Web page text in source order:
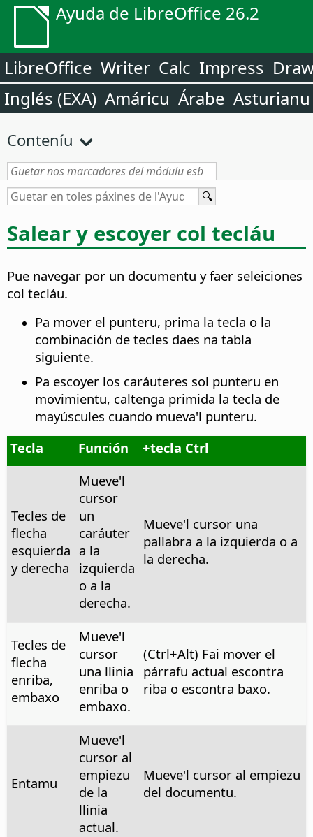
Ayuda de LibreOffice 26.2
LibreOffice Writer Calc Impress
Inglés (EXA) Amáricu Árabe Asturianu
Conteníu
Salear y escoyer col tecláu
Pue navegar por un documentu y faer seleiciones
col tecláu.
Pa mover el punteru, prima la tecla o la
combinación de tecles daes na tabla
siguiente.
Pa escoyer los caráuteres sol punteru en
movimientu, caltenga primida la tecla de
mayúscules cuando mueva'l punteru.
Tecla
Función +tecla Ctrl
Tecles de
flecha
esquierda
y derecha
Mueve'l
cursor
un
caráuter
a la
izquierda
o a la
derecha.
Mueve'l cursor una
pallabra a la izquierda o a
la derecha.
Tecles de
flecha
enriba,
embaxo
Mueve'l
cursor
una llinia
enriba o
embaxo.
(Ctrl+Alt) Fai mover el
párrafu actual escontra
riba o escontra baxo.
Entamu
Mueve'l
cursor al
empiezu
de la
llinia
actual.
Mueve'l cursor al empiezu
del documentu.